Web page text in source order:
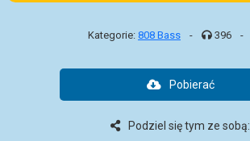
Kategorie: 808 Bass - 396 -
Pobierać
Podziel się tym ze sobą: